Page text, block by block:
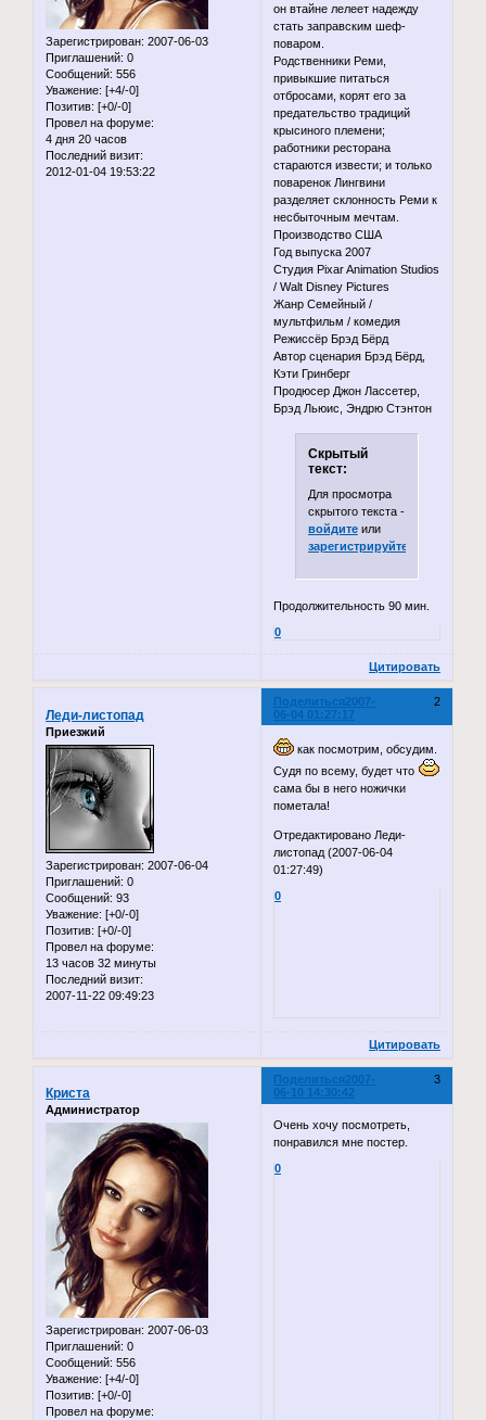
Зарегистрирован: 2007-06-03
Приглашений: 0
Сообщений: 556
Уважение: [+4/-0]
Позитив: [+0/-0]
Провел на форуме:
4 дня 20 часов
Последний визит:
2012-01-04 19:53:22
он втайне лелеет надежду
стать заправским шеф-
поваром.
Родственники Реми,
привыкшие питаться
отбросами, корят его за
предательство традиций
крысиного племени;
работники ресторана
стараются извести; и только
поваренок Лингвини
разделяет склонность Реми к
несбыточным мечтам.
Производство США
Год выпуска 2007
Студия Pixar Animation Studios
/ Walt Disney Pictures
Жанр Семейный /
мультфильм / комедия
Режиссёр Брэд Бёрд
Автор сценария Брэд Бёрд,
Кэти Гринберг
Продюсер Джон Лассетер,
Брэд Льюис, Эндрю Стэнтон
Скрытый
текст:
Для просмотра
скрытого текста -
войдитеили
зарегистрируйтесь
Продолжительность 90 мин.
0
Цитировать
Поделиться 2
2007-
06-04 01:27:17
Леди-листопад
Приезжий
Зарегистрирован: 2007-06-04
Приглашений: 0
Сообщений: 93
Уважение: [+0/-0]
Позитив: [+0/-0]
Провел на форуме:
13 часов 32 минуты
Последний визит:
2007-11-22 09:49:23
как посмотрим, обсудим.
Судя по всему, будет что
сама бы в него ножички
пометала!
Отредактировано Леди-
листопад (2007-06-04
01:27:49)
0
Цитировать
Поделиться 3
2007-
06-10 14:30:42
Криста
Администратор
Зарегистрирован: 2007-06-03
Приглашений: 0
Сообщений: 556
Уважение: [+4/-0]
Позитив: [+0/-0]
Провел на форуме:
Очень хочу посмотреть,
понравился мне постер.
0